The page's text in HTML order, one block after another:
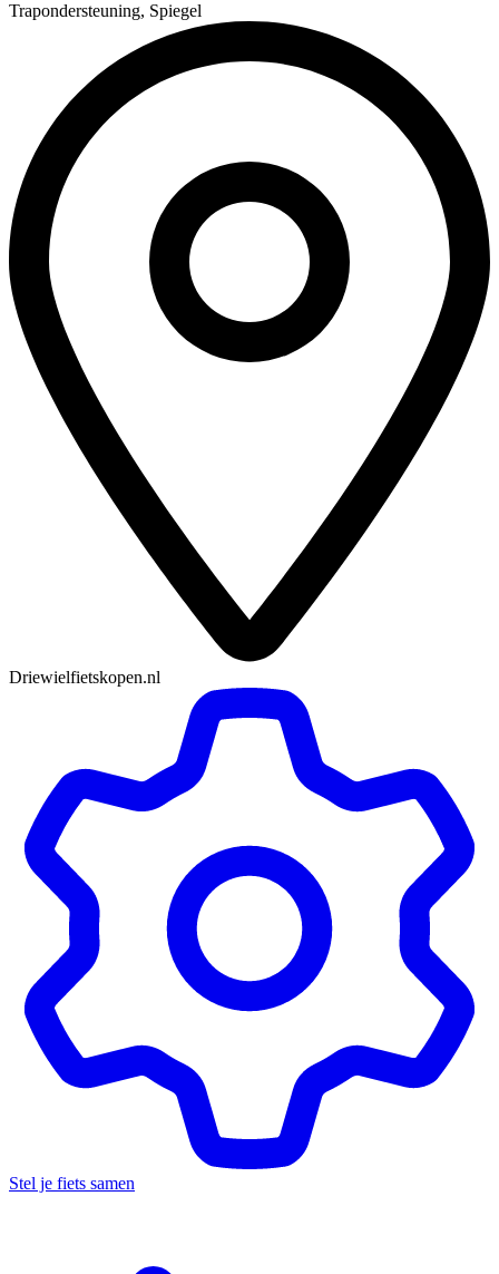
Trapondersteuning, Spiegel
Driewielfietskopen.nl
Stel je fiets samen